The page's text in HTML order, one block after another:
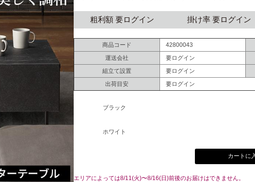
粗利額 要ログイン 掛け率 要ログイン
商品コード 42800043
運送会社
要ログイン
組立て設置
要ログイン
出荷目安
要ログイン
ブラック
ホワイト
カートに
エリアによっては8/11(火)〜8/16(日)前後のお届けはできません。